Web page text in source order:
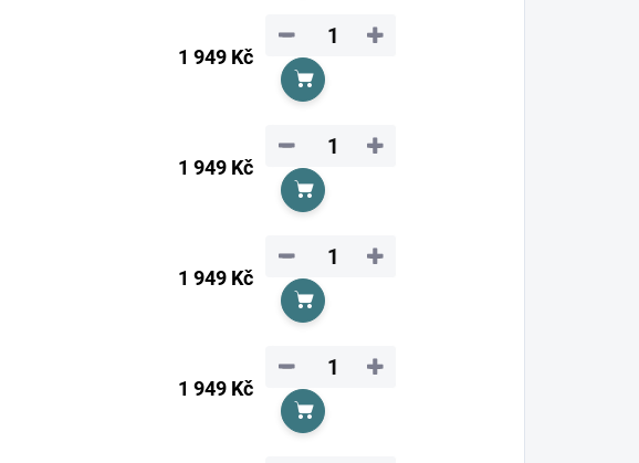
1 949 Kč
+
−
Do košíku
1 949 Kč
+
−
Do košíku
1 949 Kč
+
−
Do košíku
1 949 Kč
+
−
Do košíku